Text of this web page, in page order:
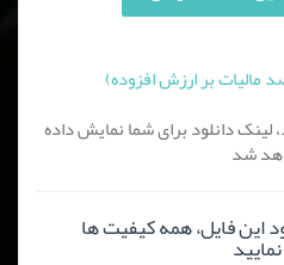
دانلود برای شما نمایش داده
شد
این فایل، همه کیفیت ها